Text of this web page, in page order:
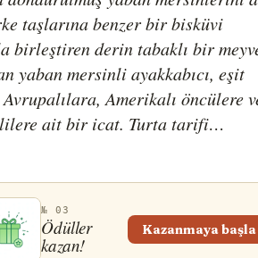
taşlarına benzer bir bisküvi
birleştiren derin tabaklı bir
yaban mersinli ayakkabıcı, eşit
Avrupalılara, Amerikalı öncülere
ait bir icat. Turta tarifi
Amerika'ya getirilmiş ve 19.
basitleştirilmiştir. Yerli
yaban mersinlerini hacılarla
ve yaban mersinli ayakkabıcı
№ 03
Ödüller
kazan!
Kazanmaya başla